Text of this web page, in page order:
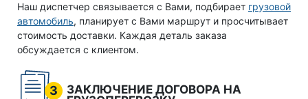
Наш диспетчер связывается с Вами, подбирает грузовой
автомобиль, планирует с Вами маршрут и просчитывает
стоимость доставки. Каждая деталь заказа
обсуждается с клиентом.
3
ЗАКЛЮЧЕНИЕ ДОГОВОРА НА